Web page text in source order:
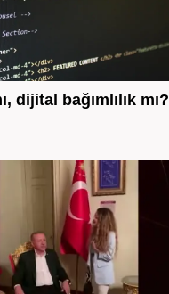
dijital bağımlılık mı?